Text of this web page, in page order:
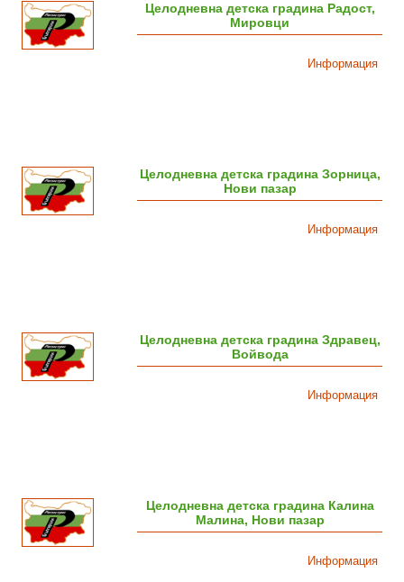
Целодневна детска градина Радост,
Мировци
Информация
Целодневна детска градина Зорница,
Нови пазар
Информация
Целодневна детска градина Здравец,
Войвода
Информация
Целодневна детска градина Калина
Малина, Нови пазар
Информация